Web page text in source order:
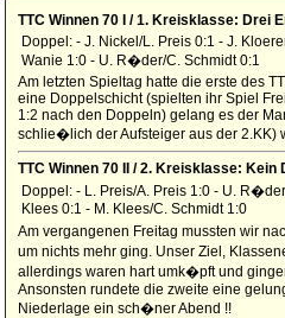
TTC Winnen 70 I / 1. Kreisklasse: Drei
Doppel: - J. Nickel/L. Preis 0:1 - J.
Wanie 1:0 - U. R�der/C. Schmidt 0:1
Am letzten Spieltag hatte die erste des
eine Doppelschicht (spielten ihr Spiel
1:2 nach den Doppeln) gelang es der
schlie�lich der Aufsteiger aus der 2.KK)
TTC Winnen 70 II / 2. Kreisklasse: Kein
Doppel: - L. Preis/A. Preis 1:0 - U.
Klees 0:1 - M. Klees/C. Schmidt 1:0
Am vergangenen Freitag mussten wir
um nichts mehr ging. Unser Ziel,
allerdings waren hart umk�pft und
Ansonsten rundete die zweite eine
Niederlage ein sch�ner Abend !!